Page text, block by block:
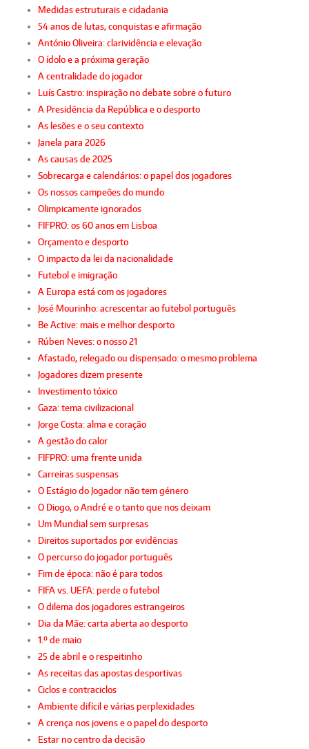
Medidas estruturais e cidadania
54 anos de lutas, conquistas e afirmação
António Oliveira: clarividência e elevação
O ídolo e a próxima geração
A centralidade do jogador
Luís Castro: inspiração no debate sobre o futuro
A Presidência da República e o desporto
As lesões e o seu contexto
Janela para 2026
As causas de 2025
Sobrecarga e calendários: o papel dos jogadores
Os nossos campeões do mundo
Olimpicamente ignorados
FIFPRO: os 60 anos em Lisboa
Orçamento e desporto
O impacto da lei da nacionalidade
Futebol e imigração
A Europa está com os jogadores
José Mourinho: acrescentar ao futebol português
Be Active: mais e melhor desporto
Rúben Neves: o nosso 21
Afastado, relegado ou dispensado: o mesmo problema
Jogadores dizem presente
Investimento tóxico
Gaza: tema civilizacional
Jorge Costa: alma e coração
A gestão do calor
FIFPRO: uma frente unida
Carreiras suspensas
O Estágio do Jogador não tem género
O Diogo, o André e o tanto que nos deixam
Um Mundial sem surpresas
Direitos suportados por evidências
O percurso do jogador português
Fim de época: não é para todos
FIFA vs. UEFA: perde o futebol
O dilema dos jogadores estrangeiros
Dia da Mãe: carta aberta ao desporto
1.º de maio
25 de abril e o respeitinho
As receitas das apostas desportivas
Ciclos e contraciclos
Ambiente difícil e várias perplexidades
A crença nos jovens e o papel do desporto
Estar no centro da decisão